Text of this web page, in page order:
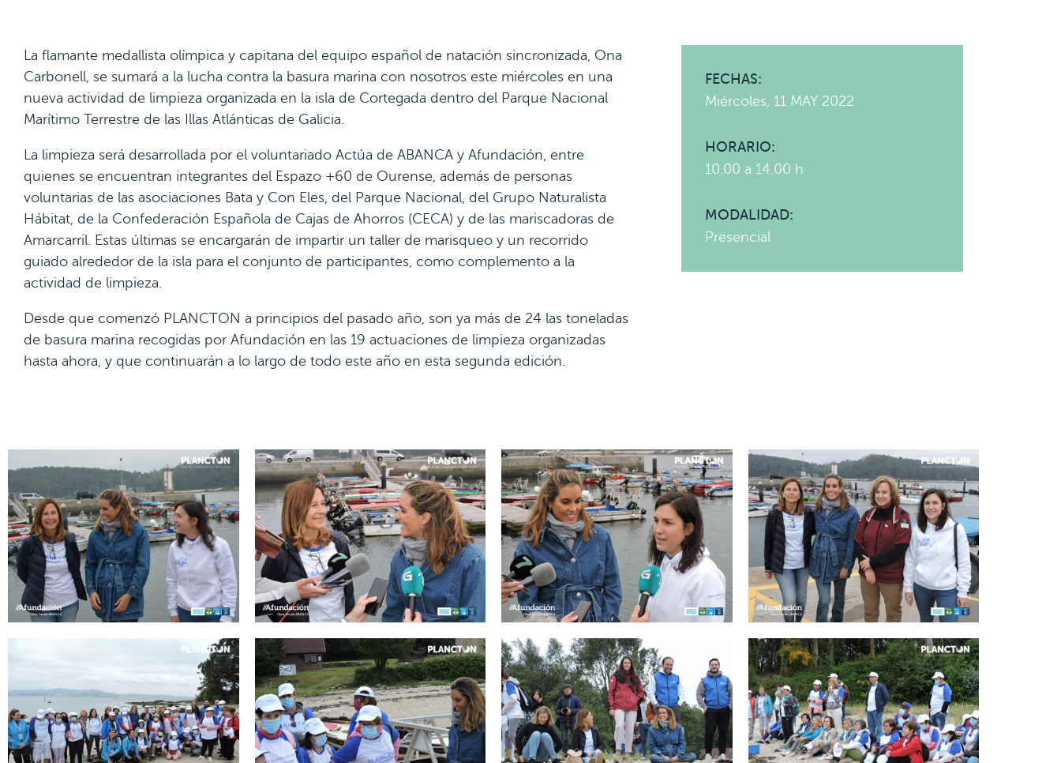
La flamante medallista olímpica y capitana del equipo español de natación sincronizada, Ona
Carbonell, se sumará a la lucha contra la basura marina con nosotros este miércoles en una
nueva actividad de limpieza organizada en la isla de Cortegada dentro del Parque Nacional
Marítimo Terrestre de las Illas Atlánticas de Galicia.
La limpieza será desarrollada por el voluntariado Actúa de ABANCA y Afundación, entre
quienes se encuentran integrantes del Espazo +60 de Ourense, además de personas
voluntarias de las asociaciones Bata y Con Eles, del Parque Nacional, del Grupo Naturalista
Hábitat, de la Confederación Española de Cajas de Ahorros (CECA) y de las mariscadoras de
Amarcarril. Estas últimas se encargarán de impartir un taller de marisqueo y un recorrido
guiado alrededor de la isla para el conjunto de participantes, como complemento a la
actividad de limpieza.
Desde que comenzó PLANCTON a principios del pasado año, son ya más de 24 las toneladas
de basura marina recogidas por Afundación en las 19 actuaciones de limpieza organizadas
hasta ahora, y que continuarán a lo largo de todo este año en esta segunda edición.
FECHAS:
Miércoles, 11 MAY 2022
HORARIO:
10.00 a 14.00 h
MODALIDAD:
Presencial